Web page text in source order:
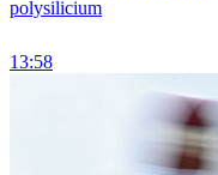
polysilicium
13:58